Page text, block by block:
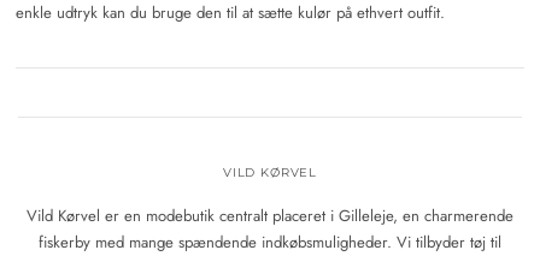
enkle udtryk kan du bruge den til at sætte kulør på ethvert outfit.
VILD KØRVEL
Vild Kørvel er en modebutik centralt placeret i Gilleleje, en charmerende
fiskerby med mange spændende indkøbsmuligheder. Vi tilbyder tøj til